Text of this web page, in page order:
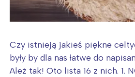
Czy istnieją jakieś piękne
były by dla nas łatwe do
Ależ tak! Oto lista 16 z nich. 1.